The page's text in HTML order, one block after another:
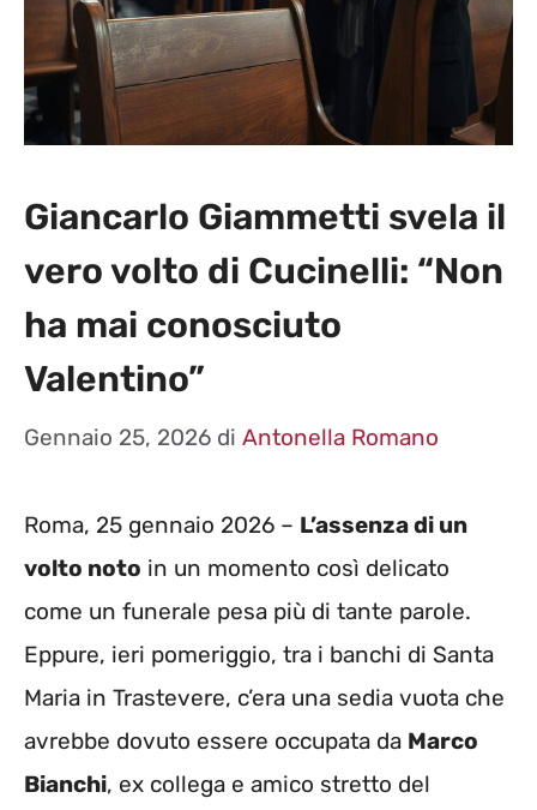
Giancarlo Giammetti svela il
vero volto di Cucinelli: “Non
ha mai conosciuto
Valentino”
Gennaio 25, 2026 di Antonella Romano
Roma, 25 gennaio 2026 – L’assenza di un
volto noto in un momento così delicato
come un funerale pesa più di tante parole.
Eppure, ieri pomeriggio, tra i banchi di Santa
Maria in Trastevere, c’era una sedia vuota che
avrebbe dovuto essere occupata da Marco
Bianchi, ex collega e amico stretto del